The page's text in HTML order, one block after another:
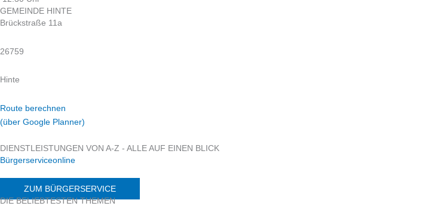
GEMEINDE HINTE
Brückstraße 11a
26759
Hinte
Route berechnen
(über Google Planner)
DIENSTLEISTUNGEN VON A-Z - ALLE AUF EINEN BLICK
Bürgerserviceonline
ZUM BÜRGERSERVICE
DIE BELIEBTESTEN THEMEN